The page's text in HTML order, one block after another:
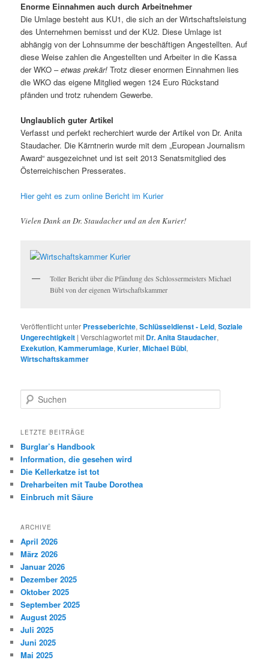
Enorme Einnahmen auch durch Arbeitnehmer
Die Umlage besteht aus KU1, die sich an der Wirtschaftsleistung
des Unternehmen bemisst und der KU2. Diese Umlage ist
abhängig von der Lohnsumme der beschäftigen Angestellten. Auf
diese Weise zahlen die Angestellten und Arbeiter in die Kassa
der WKO –etwas prekär! Trotz dieser enormen Einnahmen lies
die WKO das eigene Mitglied wegen 124 Euro Rückstand
pfänden und trotz ruhendem Gewerbe.
Unglaublich guter Artikel
Verfasst und perfekt recherchiert wurde der Artikel von Dr. Anita
Staudacher. Die Kärntnerin wurde mit dem „European Journalism
Award“ ausgezeichnet und ist seit 2013 Senatsmitglied des
Österreichischen Presserates.
Hier geht es zum online Bericht im Kurier
Vielen Dank an Dr. Staudacher und an den Kurier!
Toller Bericht über die Pfändung des Schlossermeisters Michael
Bübl von der eigenen Wirtschaftskammer
Veröffentlicht unter Presseberichte,Schlüsseldienst - Leid,Soziale
Ungerechtigkeit |Verschlagwortet mit Dr. Anita Staudacher,
Exekution,Kammerumlage,Kurier,Michael Bübl,
Wirtschaftskammer
Suchen
LETZTE BEITRÄGE
Burglar’s Handbook
Information, die gesehen wird
Die Kellerkatze ist tot
Dreharbeiten mit Taube Dorothea
Einbruch mit Säure
ARCHIVE
April 2026
März 2026
Januar 2026
Dezember 2025
Oktober 2025
September 2025
August 2025
Juli 2025
Juni 2025
Mai 2025